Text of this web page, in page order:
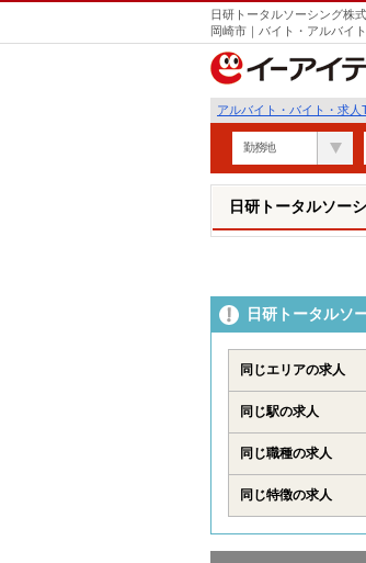
日研トータルソーシング株
岡崎市｜バイト・アルバイ
アルバイト・バイト・求人
勤務地
日研トータルソー
日研トータルソ
同じエリアの求人
同じ駅の求人
同じ職種の求人
同じ特徴の求人